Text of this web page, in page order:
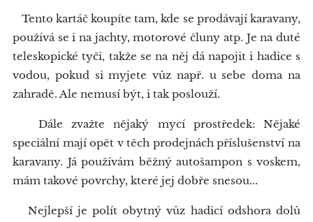
Tento kartáč koupíte tam, kde se prodávají karavany,
používá se i na jachty, motorové čluny atp. Je na duté
teleskopické tyči, takže se na něj dá napojit i hadice s
vodou, pokud si myjete vůz např. u sebe doma na
zahradě. Ale nemusí být, i tak poslouží.
Dále zvažte nějaký mycí prostředek: Nějaké
speciální mají opět v těch prodejnách příslušenství na
karavany. Já používám běžný autošampon s voskem,
mám takové povrchy, které jej dobře snesou...
Nejlepší je polít obytný vůz hadicí odshora dolů